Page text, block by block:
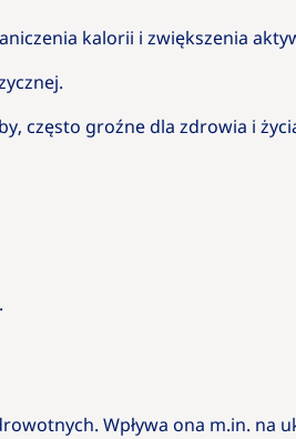
kalorii i zwiększenia
często groźne dla zdrowia i
Wpływa ona m.in. na